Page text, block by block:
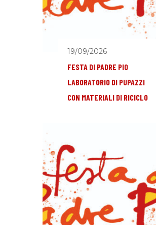
19/09/2026
FESTA DI PADRE PIO
LABORATORIO DI PUPAZZI
CON MATERIALI DI RICICLO